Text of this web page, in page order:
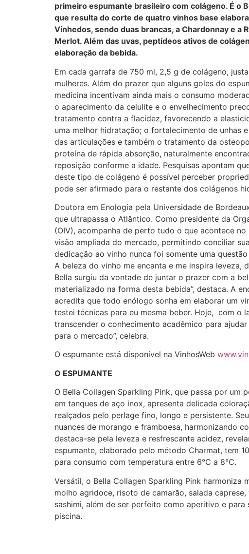
primeiro espumante brasileiro com colágeno. É o
que resulta do corte de quatro vinhos base
Vinhedos, sendo duas brancas, a Chardonnay e a
Merlot. Além das uvas, peptídeos ativos de
elaboração da bebida.
Em cada garrafa de 750 ml, 2,5 g de colágeno,
mulheres. Além do prazer que alguns goles do
medicina incentivam ainda mais o consumo
o aparecimento da celulite e o envelhecimento
tratamento contra a flacidez, favorecendo a
uma melhor hidratação; o fortalecimento de unhas
das articulações e também o tratamento da
proteína de rápida absorção, naturalmente
reposição conforme a idade. Pesquisas apontam
deste tipo de colágeno é possível perceber
pode ser afirmado para o restante dos colágenos
Doutora em Enologia pela Universidade de
que ultrapassa o Atlântico. Como presidente da
(OIV), acompanha de perto tudo o que acontece
visão ampliada do mercado, permitindo conciliar
dedicação ao vinho nunca foi somente uma
A beleza do vinho me encanta e me inspira leveza,
Bella surgiu da vontade de juntar o prazer com a
materializado na forma desta bebida”, destaca. A
acredita que todo enólogo sonha em elaborar um
testei técnicas para eu mesma beber. Hoje, com o
transcender o conhecimento acadêmico para
para o mercado”, celebra.
O espumante está disponível na VinhosWeb
O ESPUMANTE
O Bella Collagen Sparkling Pink, que passa por um
em tanques de aço inox, apresenta delicada
realçados pelo perlage fino, longo e persistente.
nuances de morango e framboesa, harmonizando
destaca-se pela leveza e resfrescante acidez,
espumante, elaborado pelo método Charmat, tem
para consumo com temperatura entre 6°C a 8°C.
Versátil, o Bella Collagen Sparkling Pink
molho agridoce, risoto de camarão, salada
sashimi, além de ser perfeito como aperitivo e
piscina.